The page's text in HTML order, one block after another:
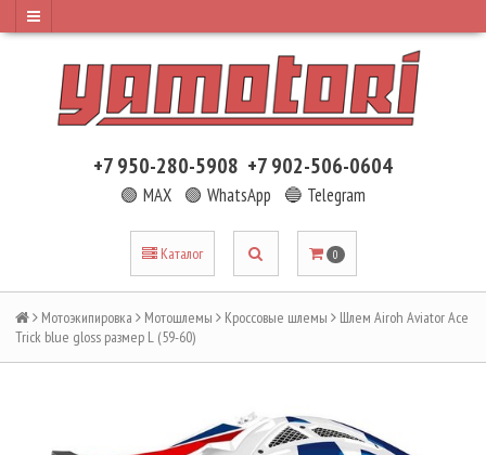
+7 950-280-5908 +7 902-506-0604
🟢 MAX 🟢 WhatsApp 🔵 Telegram
Каталог 0
Мотоэкипировка Мотошлемы Кроссовые шлемы
Шлем Airoh Aviator Ace
Trick blue gloss размер L (59-60)